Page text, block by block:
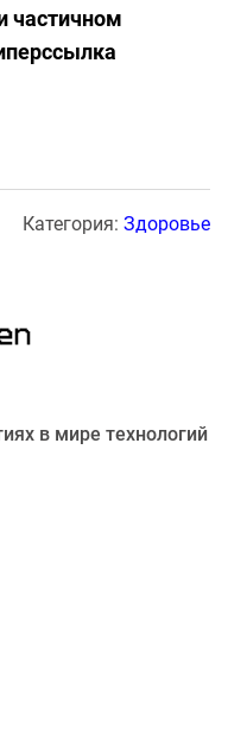
частичном
Категория: Здоровье
в мире технологий